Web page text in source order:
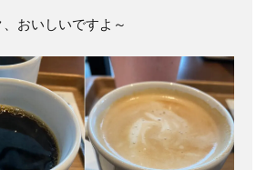
おいしいですよ～